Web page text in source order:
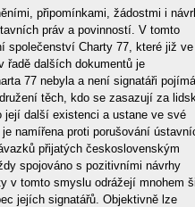
připomínkami, žádostmi i
práv a povinností. V tomto
společenství Charty 77, které již ve
řadě dalších dokumentů je
77 nebyla a není signatáři
těch, kdo se zasazují za
její další existenci a ustane ve své
namířena proti porušování
přijatých československým
spojováno s pozitivními návrhy
v tomto smyslu odrážejí mnohem
jejích signatářů. Objektivně lze